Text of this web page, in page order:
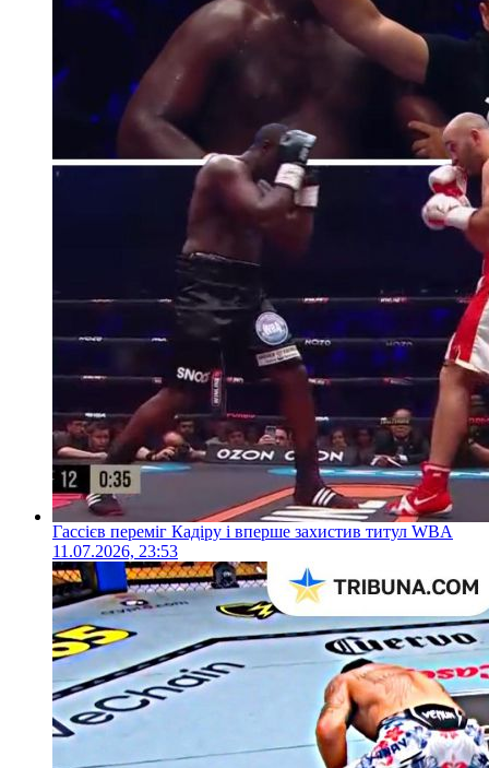
Гассієв переміг Кадіру і вперше захистив титул WBA
11.07.2026, 23:53